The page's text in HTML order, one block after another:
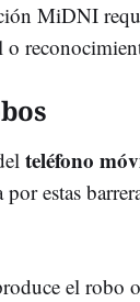
MiDNI
o
teléfono
estas
el robo